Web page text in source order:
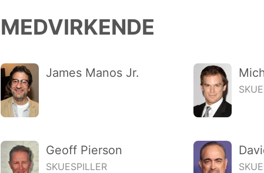
MEDVIRKENDE
James Manos Jr.
Geoff Pierson
SKUESPILLER